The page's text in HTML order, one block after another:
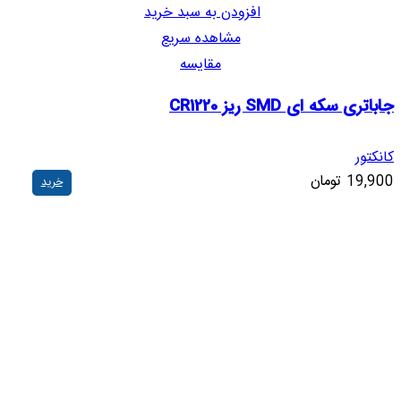
افزودن به سبد خرید
مشاهده سریع
مقایسه
جاباتری سکه ای SMD ریز CR1220
کانکتور
19,900 تومان خرید